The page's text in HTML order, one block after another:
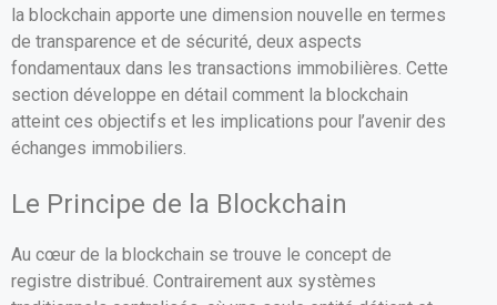
la blockchain apporte une dimension nouvelle en termes
de transparence et de sécurité, deux aspects
fondamentaux dans les transactions immobilières. Cette
section développe en détail comment la blockchain
atteint ces objectifs et les implications pour l’avenir des
échanges immobiliers.
Le Principe de la Blockchain
Au cœur de la blockchain se trouve le concept de
registre distribué. Contrairement aux systèmes